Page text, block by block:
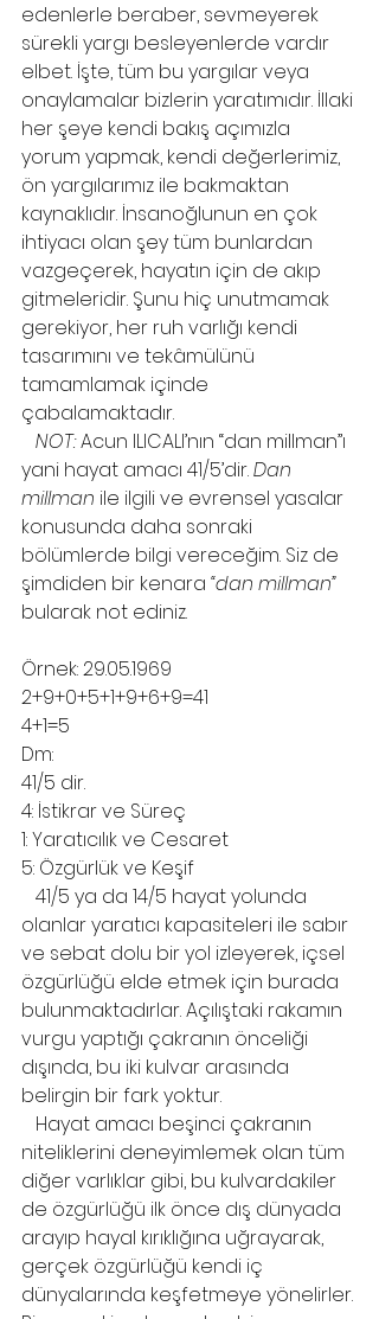
edenlerle beraber, sevmeyerek
sürekli yargı besleyenlerde vardır
elbet. İşte, tüm bu yargılar veya
onaylamalar bizlerin yaratımıdır. İllaki
her şeye kendi bakış açımızla
yorum yapmak, kendi değerlerimiz,
ön yargılarımız ile bakmaktan
kaynaklıdır. İnsanoğlunun en çok
ihtiyacı olan şey tüm bunlardan
vazgeçerek, hayatın için de akıp
gitmeleridir. Şunu hiç unutmamak
gerekiyor, her ruh varlığı kendi
tasarımını ve tekâmülünü
tamamlamak içinde
çabalamaktadır.
NOT: Acun ILICALI’nın “dan millman”ı
yani hayat amacı 41/5’dir. Dan
millman ile ilgili ve evrensel yasalar
konusunda daha sonraki
bölümlerde bilgi vereceğim. Siz de
şimdiden bir kenara “dan millman”
bularak not ediniz.
Örnek: 29.05.1969
2+9+0+5+1+9+6+9=41
4+1=5
Dm:
41/5 dir.
4: İstikrar ve Süreç
1: Yaratıcılık ve Cesaret
5: Özgürlük ve Keşif
olanlar yaratıcı kapasiteleri ile sabır
ve sebat dolu bir yol izleyerek, içsel
özgürlüğü elde etmek için burada
bulunmaktadırlar. Açılıştaki rakamın
vurgu yaptığı çakranın önceliği
dışında, bu iki kulvar arasında
belirgin bir fark yoktur.
niteliklerini deneyimlemek olan tüm
diğer varlıklar gibi, bu kulvardakiler
de özgürlüğü ilk önce dış dünyada
arayıp hayal kırıklığına uğrayarak,
gerçek özgürlüğü kendi iç
dünyalarında keşfetmeye yönelirler.